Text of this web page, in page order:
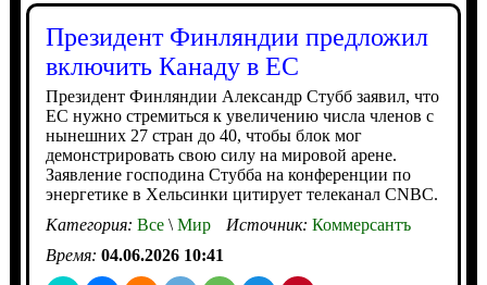
Президент Финляндии предложил
включить Канаду в ЕС
Президент Финляндии Александр Стубб заявил, что
ЕС нужно стремиться к увеличению числа членов с
нынешних 27 стран до 40, чтобы блок мог
демонстрировать свою силу на мировой арене.
Заявление господина Стубба на конференции по
энергетике в Хельсинки цитирует телеканал CNBC.
Категория: Все\Мир Источник: Коммерсантъ
Время: 04.06.2026 10:41